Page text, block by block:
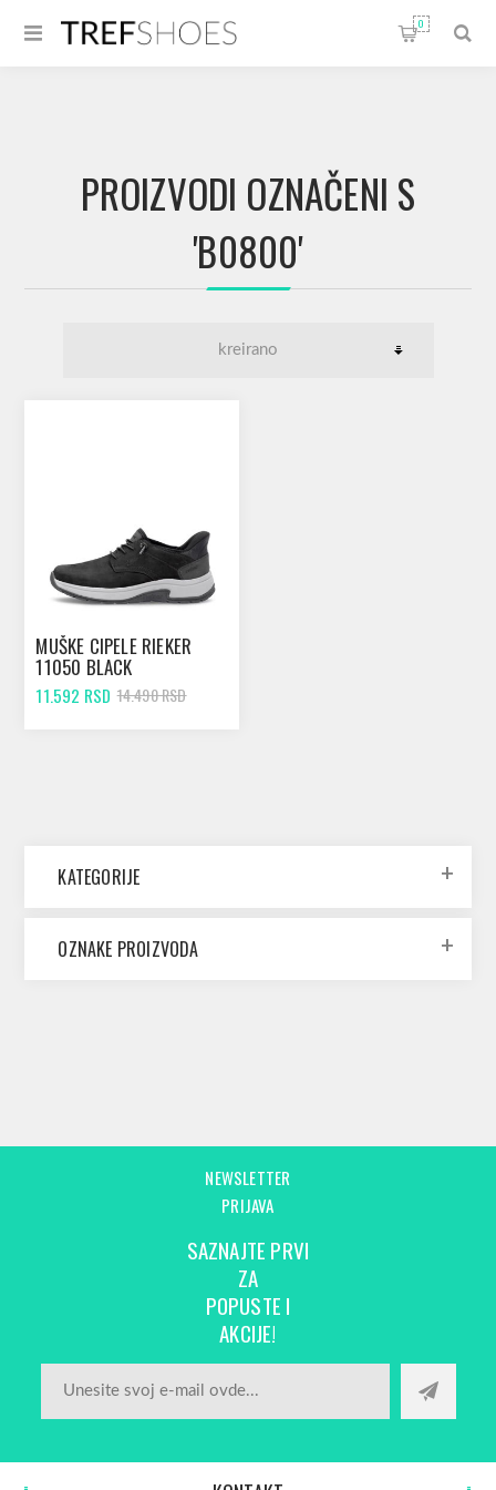
0
PROIZVODI OZNAČENI S
'B0800'
MUŠKE CIPELE RIEKER
11050 BLACK
11.592 RSD 14.490 RSD
KATEGORIJE
OZNAKE PROIZVODA
NEWSLETTER
PRIJAVA
SAZNAJTE PRVI
ZA
POPUSTE I
AKCIJE!